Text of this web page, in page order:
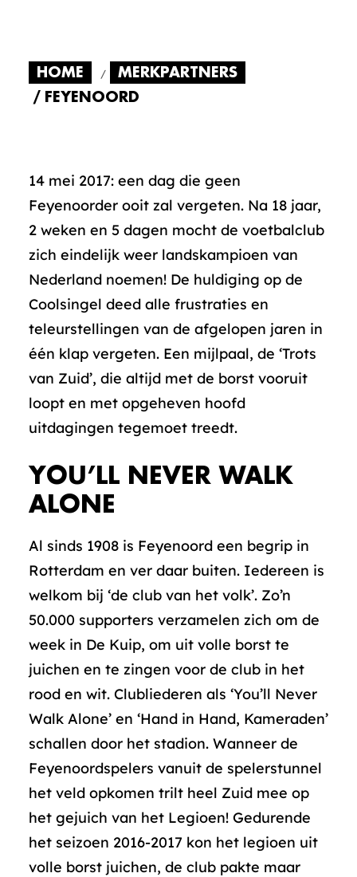
HOME
MERKPARTNERS
FEYENOORD
14 mei 2017: een dag die geen
Feyenoorder ooit zal vergeten. Na 18 jaar,
2 weken en 5 dagen mocht de voetbalclub
zich eindelijk weer landskampioen van
Nederland noemen! De huldiging op de
Coolsingel deed alle frustraties en
teleurstellingen van de afgelopen jaren in
één klap vergeten. Een mijlpaal, de ‘Trots
van Zuid’, die altijd met de borst vooruit
loopt en met opgeheven hoofd
uitdagingen tegemoet treedt.
YOU’LL NEVER WALK
ALONE
Al sinds 1908 is Feyenoord een begrip in
Rotterdam en ver daar buiten. Iedereen is
welkom bij ‘de club van het volk’. Zo’n
50.000 supporters verzamelen zich om de
week in De Kuip, om uit volle borst te
juichen en te zingen voor de club in het
rood en wit. Clubliederen als ‘You’ll Never
Walk Alone’ en ‘Hand in Hand, Kameraden’
schallen door het stadion. Wanneer de
Feyenoordspelers vanuit de spelerstunnel
het veld opkomen trilt heel Zuid mee op
het gejuich van het Legioen! Gedurende
het seizoen 2016-2017 kon het legioen uit
volle borst juichen, de club pakte maar